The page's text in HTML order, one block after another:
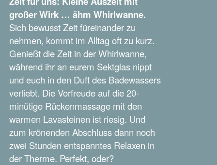
großer Wirk … ähm Whirlwanne.
Sich bewusst Zeit füreinander zu
nehmen, kommt im Alltag oft zu kurz.
Genießt die Zeit in der Whirlwanne,
während ihr an eurem Sektglas nippt
und euch in den Duft des Badewassers
verliebt. Die Vorfreude auf die 20-
minütige Rückenmassage mit den
warmen Lavasteinen ist riesig. Und
zum krönenden Abschluss dann noch
zwei Stunden entspanntes Relaxen in
der Therme. Perfekt, oder?